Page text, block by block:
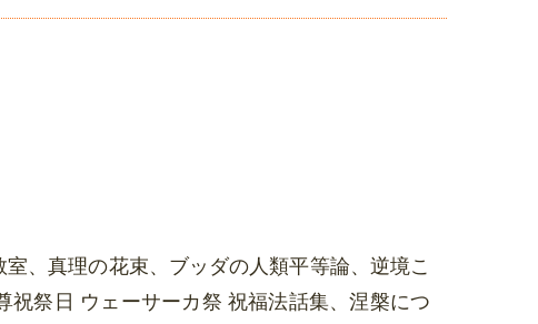
、真理の花束、ブッダの人類平等論、逆境こ
祭日 ウェーサーカ祭 祝福法話集、涅槃につ